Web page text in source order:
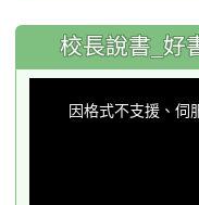
:::
校長說書_好
因格式不支援、伺